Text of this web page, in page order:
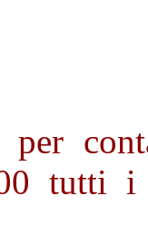
per
tutti i